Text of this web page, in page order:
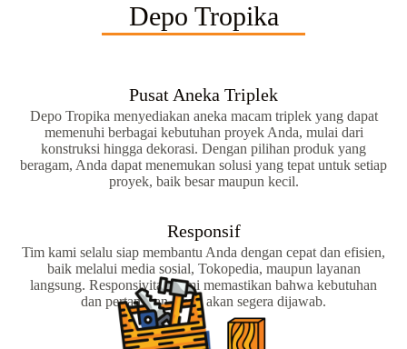
Depo Tropika
Pusat Aneka Triplek
Depo Tropika menyediakan aneka macam triplek yang dapat
memenuhi berbagai kebutuhan proyek Anda, mulai dari
konstruksi hingga dekorasi. Dengan pilihan produk yang
beragam, Anda dapat menemukan solusi yang tepat untuk setiap
proyek, baik besar maupun kecil.
Responsif
Tim kami selalu siap membantu Anda dengan cepat dan efisien,
baik melalui media sosial, Tokopedia, maupun layanan
langsung. Responsivitas kami memastikan bahwa kebutuhan
dan pertanyaan Anda akan segera dijawab.